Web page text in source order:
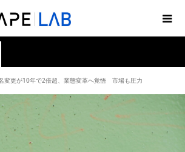
変更が10年で2倍超、業態変革へ覚悟 市場も圧力